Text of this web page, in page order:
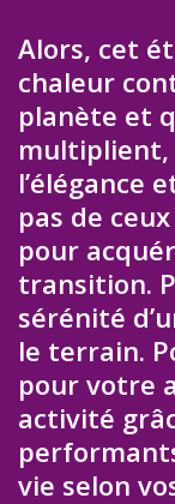
Alors, cet
chaleur
planète et
multiplient,
l’élégance
pas de
pour
transition.
sérénité
le terrain.
pour votre
activité
vie selon